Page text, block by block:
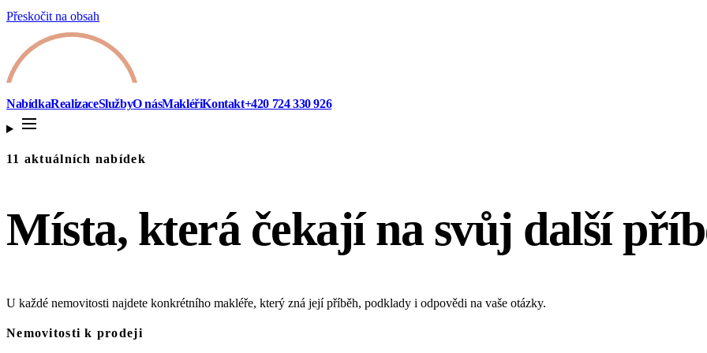
Přeskočit na obsah
NabídkaRealizaceSlužbyO násMakléřiKontakt+420 724 330 926
11 aktuálních nabídek
Místa, která čekají na svůj další
U každé nemovitosti najdete konkrétního makléře, který zná její příběh, podklady i odpovědi na vaše otázky.
Nemovitosti k prodeji